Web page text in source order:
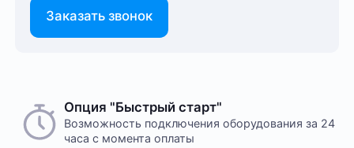
Заказать звонок
На этот товар пока нет отзывов
Способ оплаты любого заказа вы можете выбрать
при его оформлении. Оплата производится только
в рублях. После подтверждения заказа, с вами
Опция "Быстрый старт"
Возможность подключения оборудования за 24
часа с момента оплаты